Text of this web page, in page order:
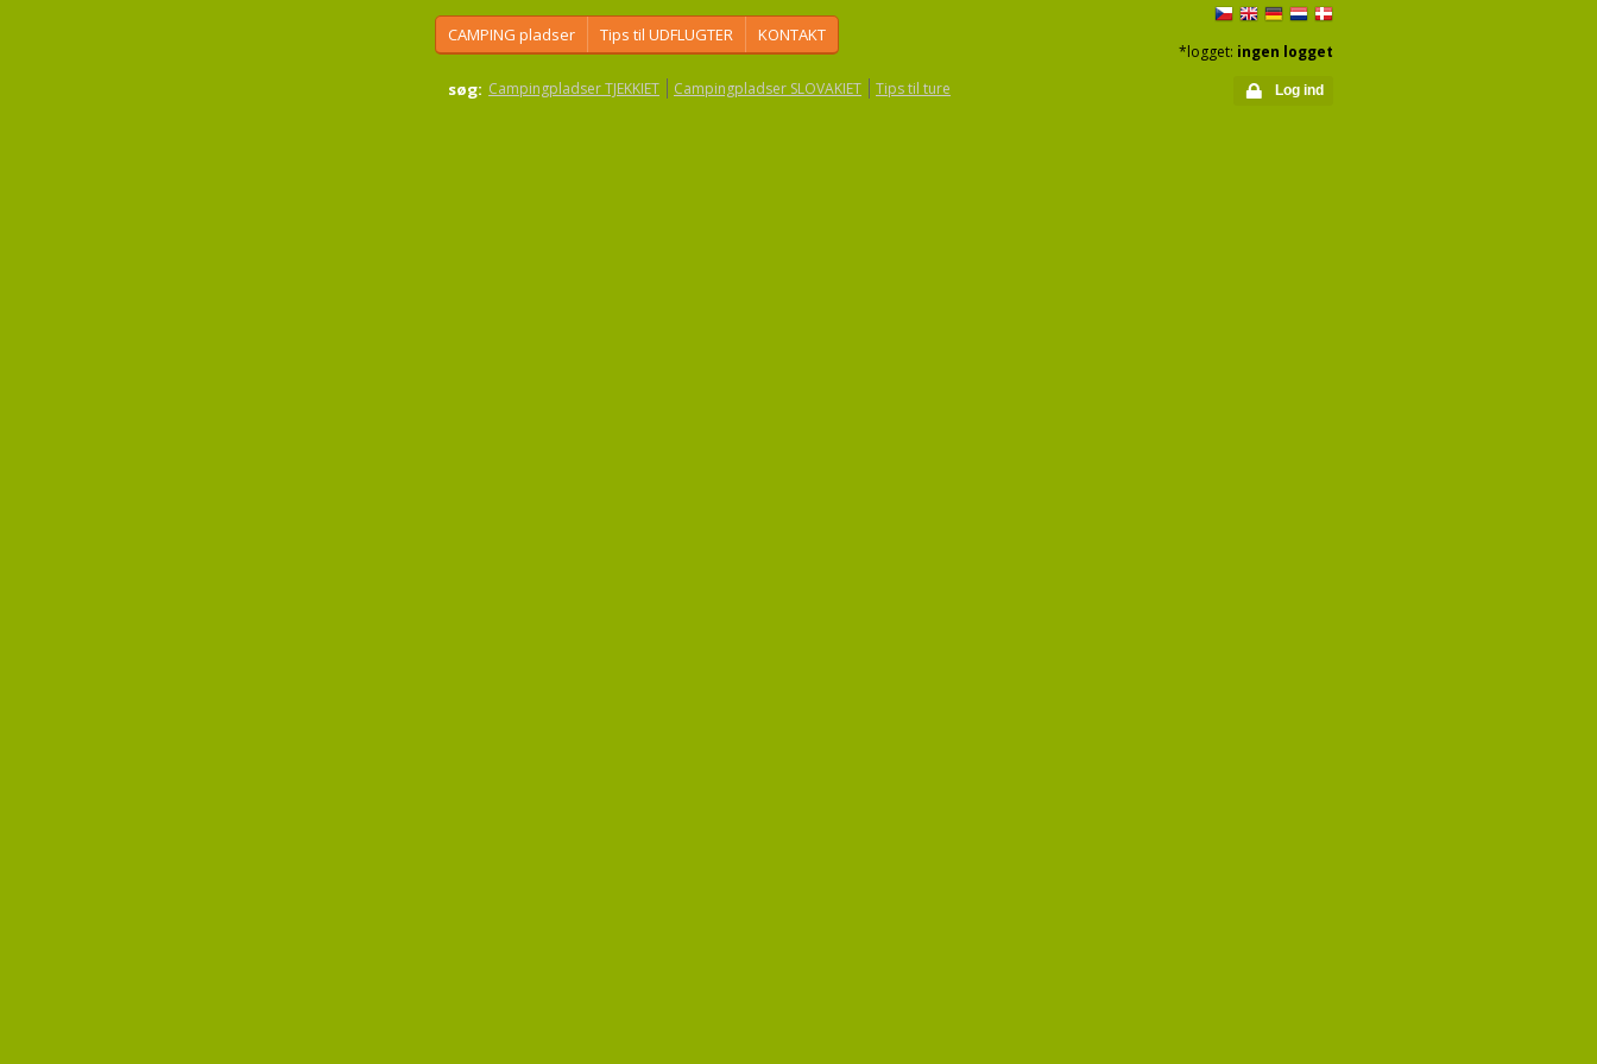
CAMPING pladser Tips til UDFLUGTER KONTAKT
søg: Campingpladser TJEKKIET Campingpladser SLOVAKIET Tips til ture
*logget: ingen logget
Log ind